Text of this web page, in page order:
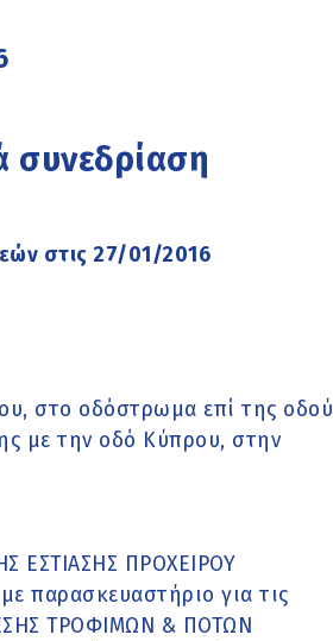
συνεδρίαση
στις 27/01/2016
στο οδόστρωμα επί της οδού
με την οδό Κύπρου, στην
ΕΣΤΙΑΣΗΣ ΠΡΟΧΕΙΡΟΥ
παρασκευαστήριο για τις
ΤΡΟΦΙΜΩΝ & ΠΟΤΩΝ